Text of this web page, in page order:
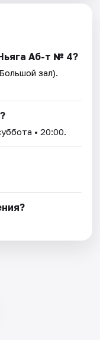
Аб-т № 4?
зал).
• 20:00.